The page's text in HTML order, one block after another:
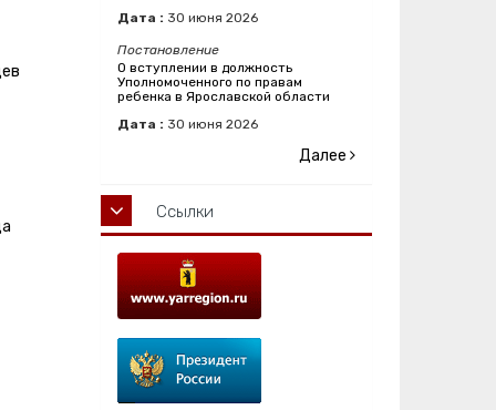
Дата : 30 июня 2026
Постановление
О вступлении в должность
Уполномоченного по правам
ребенка в Ярославской области
Дата : 30 июня 2026
Далее
Ссылки